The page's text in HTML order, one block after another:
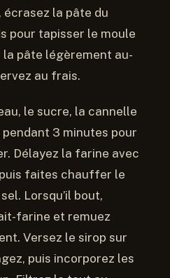
écrasez la pâte du
pour tapisser le moule
pâte légèrement au-
au frais.
le sucre, la cannelle
3 minutes pour
Délayez la farine avec
faites chauffer le
Lorsqu’il bout,
farine et remuez
Versez le sirop sur
puis incorporez les